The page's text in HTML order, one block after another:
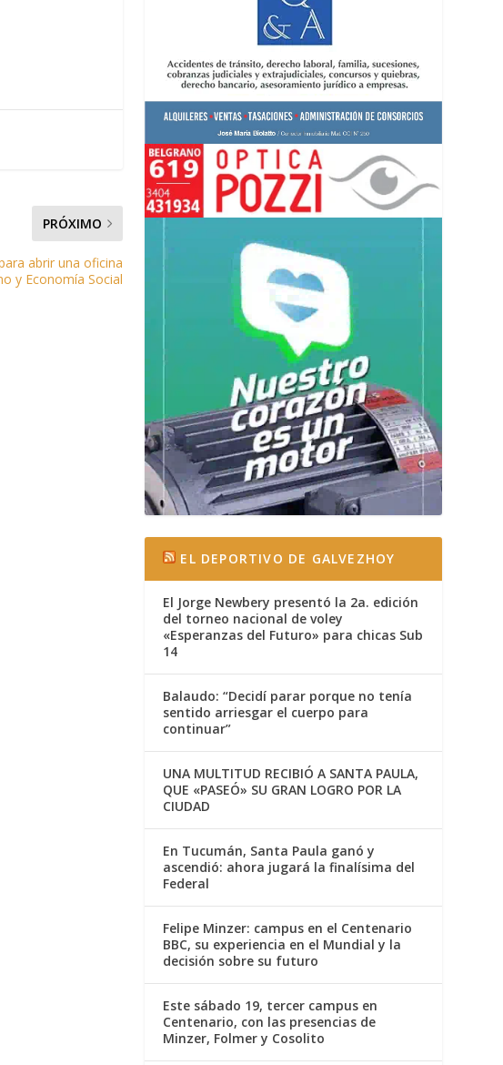
PRÓXIMO
abrir una oficina
y Economía Social
EL DEPORTIVO DE GALVEZHOY
El Jorge Newbery presentó la 2a. edición
del torneo nacional de voley
«Esperanzas del Futuro» para chicas Sub
14
Balaudo: “Decidí parar porque no tenía
sentido arriesgar el cuerpo para
continuar”
UNA MULTITUD RECIBIÓ A SANTA PAULA,
QUE «PASEÓ» SU GRAN LOGRO POR LA
CIUDAD
En Tucumán, Santa Paula ganó y
ascendió: ahora jugará la finalísima del
Federal
Felipe Minzer: campus en el Centenario
BBC, su experiencia en el Mundial y la
decisión sobre su futuro
Este sábado 19, tercer campus en
Centenario, con las presencias de
Minzer, Folmer y Cosolito